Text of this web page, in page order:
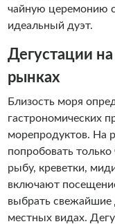
чайную церемонию
идеальный дуэт.
Дегустации
рынках
Близость моря
гастрономических
морепродуктов. На
попробовать
рыбу, креветки,
включают
выбрать свежайшие
местных видах.